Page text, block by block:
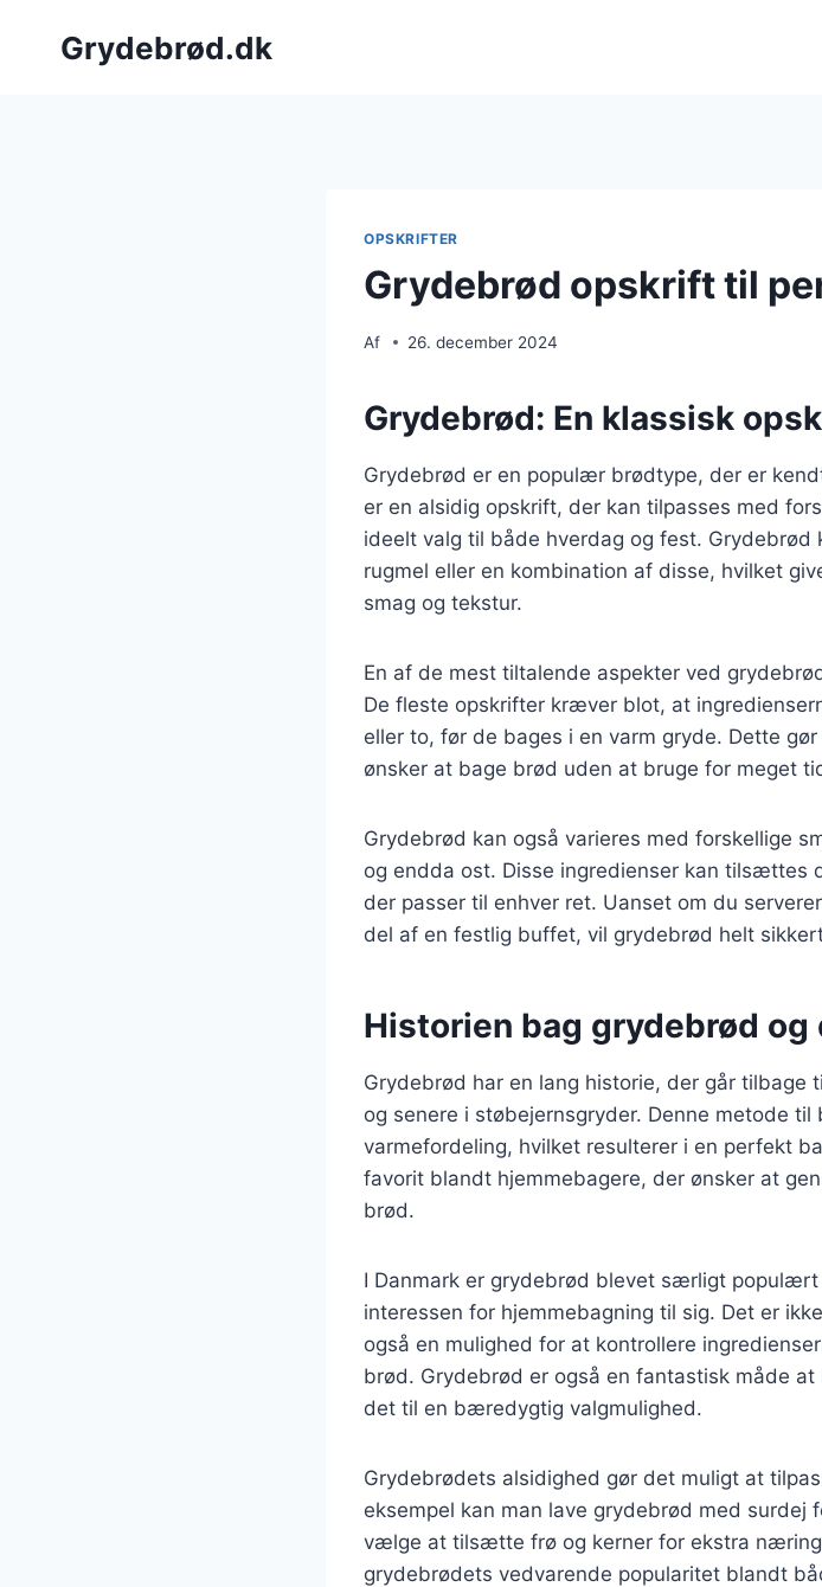
Grydebrød.dk
OPSKRIFTER
Grydebrød opskrift til
Af 26. december 2024
Grydebrød: En klassisk
Grydebrød er en populær brødtype, der er
er en alsidig opskrift, der kan tilpasses med
ideelt valg til både hverdag og fest. Grydebrød
rugmel eller en kombination af disse, hvilket
smag og tekstur.
En af de mest tiltalende aspekter ved
De fleste opskrifter kræver blot, at
eller to, før de bages i en varm gryde. Dette
ønsker at bage brød uden at bruge for meget
Grydebrød kan også varieres med forskellige
og endda ost. Disse ingredienser kan tilsættes
der passer til enhver ret. Uanset om du
del af en festlig buffet, vil grydebrød helt
Historien bag grydebrød
Grydebrød har en lang historie, der går tilbage
og senere i støbejernsgryder. Denne metode
varmefordeling, hvilket resulterer i en perfekt
favorit blandt hjemmebagere, der ønsker at
brød.
I Danmark er grydebrød blevet særligt
interessen for hjemmebagning til sig. Det er
også en mulighed for at kontrollere
brød. Grydebrød er også en fantastisk måde
det til en bæredygtig valgmulighed.
Grydebrødets alsidighed gør det muligt at
eksempel kan man lave grydebrød med surdej
vælge at tilsætte frø og kerner for ekstra
grydebrødets vedvarende popularitet blandt